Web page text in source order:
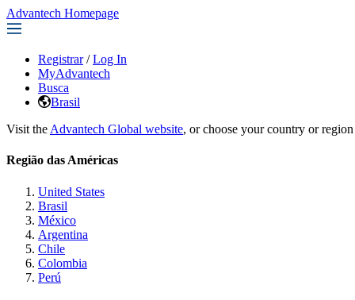
Advantech Homepage
Registrar / Log In
MyAdvantech
Busca
Brasil
Visit the Advantech Global website, or choose your country or
Região das Américas
United States
Brasil
México
Argentina
Chile
Colombia
Perú